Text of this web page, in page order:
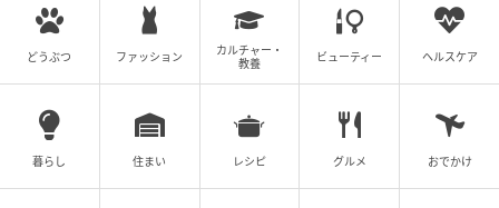
どうぶつ ファッション
カルチャー・
教養
ビューティー ヘルスケア
暮らし 住まい レシピ グルメ おでかけ